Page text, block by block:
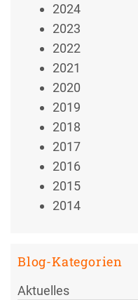
2024
2023
2022
2021
2020
2019
2018
2017
2016
2015
2014
Blog-Kategorien
Aktuelles